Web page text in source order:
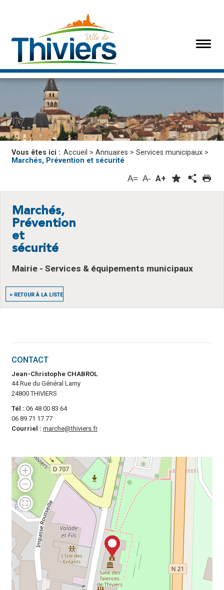
Vous êtes ici : Accueil > Annuaires > Services municipaux >
Marchés, Prévention et sécurité
A= A- A+
Marchés,
Prévention
et
sécurité
Mairie - Services & équipements municipaux
> RETOUR À LA LISTE
CONTACT
Jean-Christophe CHABROL
44 Rue du Général Lamy
24800 THIVIERS
Tél : 06 48 00 83 64
06 89 71 17 77
Courriel : marche@thiviers.fr